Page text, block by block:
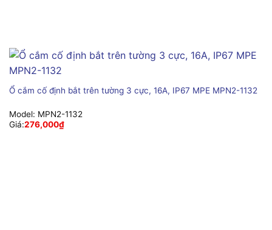
Ổ cắm cố định bắt trên tường 3 cực, 16A, IP67 MPE MPN2-1132
Model: MPN2-1132
Giá:276,000₫